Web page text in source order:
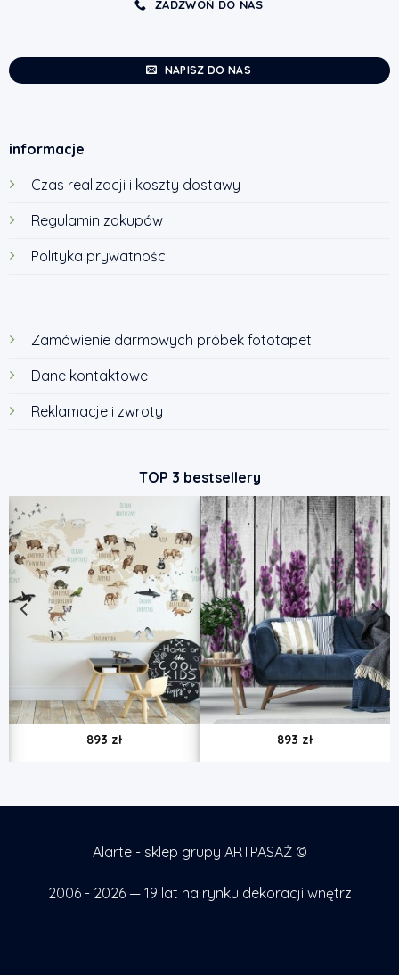
ZADZWOŃ DO NAS
NAPISZ DO NAS
informacje
Czas realizacji i koszty dostawy
Regulamin zakupów
Polityka prywatności
Zamówienie darmowych próbek fototapet
Dane kontaktowe
Reklamacje i zwroty
TOP 3 bestsellery
893 zł 893 zł
Alarte - sklep grupy ARTPASAŻ ©
2006 - 2026 — 19 lat na rynku dekoracji wnętrz